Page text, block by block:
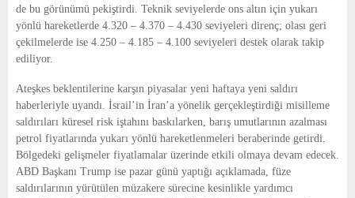
de bu görünümü pekiştirdi. Teknik seviyelerde ons altın için yukarı
yönlü hareketlerde 4.320 – 4.370 – 4.430 seviyeleri direnç; olası geri
çekilmelerde ise 4.250 – 4.185 – 4.100 seviyeleri destek olarak takip
ediliyor.
Ateşkes beklentilerine karşın piyasalar yeni haftaya yeni saldırı
haberleriyle uyandı. İsrail’in İran’a yönelik gerçekleştirdiği misilleme
saldırıları küresel risk iştahını baskılarken, barış umutlarının azalması
petrol fiyatlarında yukarı yönlü hareketlenmeleri beraberinde getirdi.
Bölgedeki gelişmeler fiyatlamalar üzerinde etkili olmaya devam edecek.
ABD Başkanı Trump ise pazar günü yaptığı açıklamada, füze
saldırılarının yürütülen müzakere sürecine kesinlikle yardımcı